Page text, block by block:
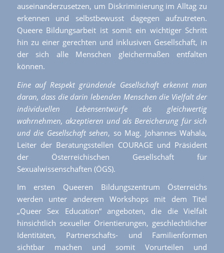
auseinanderzusetzen, um Diskriminierung im Alltag zu
erkennen und selbstbewusst dagegen aufzutreten.
Queere Bildungsarbeit ist somit ein wichtiger Schritt
hin zu einer gerechten und inklusiven Gesellschaft, in
der sich alle Menschen gleichermaßen entfalten
können.
Eine auf Respekt gründende Gesellschaft erkennt man
daran, dass die darin lebenden Menschen die Vielfalt der
individuellen Lebensentwürfe als gleichwertig
wahrnehmen, akzeptieren und als Bereicherung für sich
und die Gesellschaft sehen, so Mag. Johannes Wahala,
Leiter der Beratungsstellen COURAGE und Präsident
der Österreichischen Gesellschaft für
Sexualwissenschaften (ÖGS).
Im ersten Queeren Bildungszentrum Österreichs
werden unter anderem Workshops mit dem Titel
„Queer Sex Education“ angeboten, die die Vielfalt
hinsichtlich sexueller Orientierungen, geschlechtlicher
Identitäten, Partnerschafts- und Familienformen
sichtbar machen und somit Vorurteilen und